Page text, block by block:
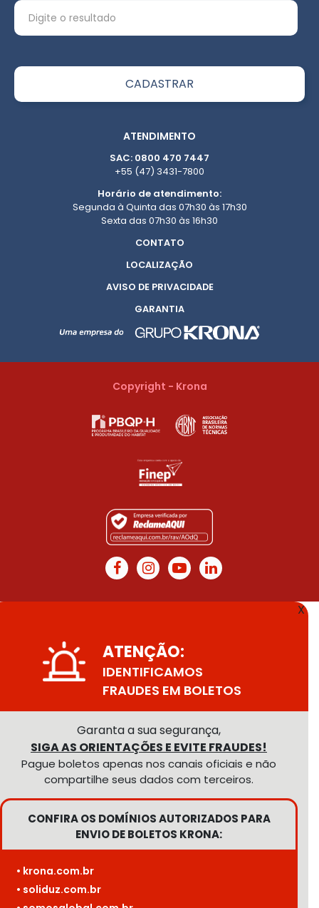
ATENDIMENTO
SAC: 0800 470 7447
+55 (47) 3431-7800
Horário de atendimento:
Segunda à Quinta das 07h30 às 17h30
Sexta das 07h30 às 16h30
CONTATO
LOCALIZAÇÃO
AVISO DE PRIVACIDADE
GARANTIA
Copyright - Krona
X
ATENÇÃO:
IDENTIFICAMOS
FRAUDES EM BOLETOS
Garanta a sua segurança,
SIGA AS ORIENTAÇÕES E EVITE FRAUDES!
Pague boletos apenas nos canais oficiais e não
compartilhe seus dados com terceiros.
CONFIRA OS DOMÍNIOS AUTORIZADOS PARA
ENVIO DE BOLETOS KRONA:
• krona.com.br
• soliduz.com.br